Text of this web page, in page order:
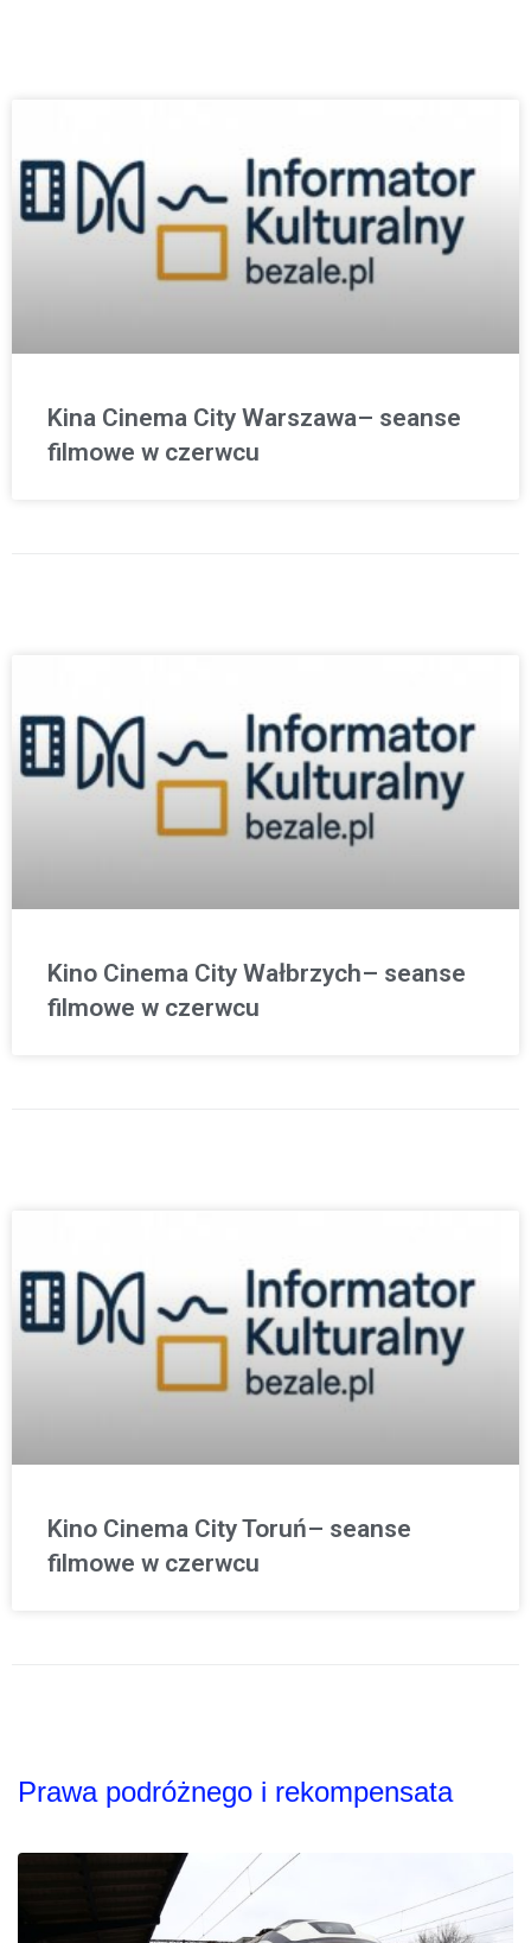
Kina Cinema City Warszawa– seanse
filmowe w czerwcu
Kino Cinema City Wałbrzych– seanse
filmowe w czerwcu
Kino Cinema City Toruń– seanse
filmowe w czerwcu
Prawa podróżnego i rekompensata